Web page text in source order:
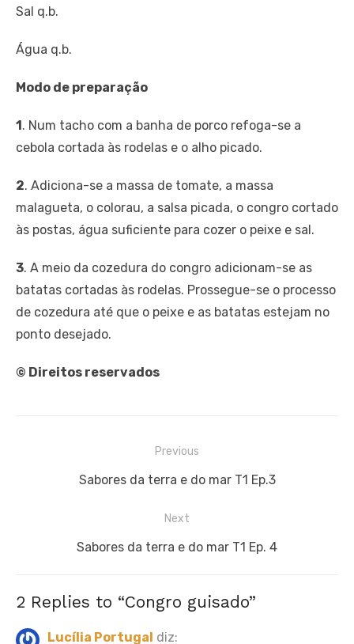
Sal q.b.
Água q.b.
Modo de preparação
1 . Num tacho com a banha de porco refoga-se a
cebola cortada às rodelas e o alho picado.
2. Adiciona-se a massa de tomate, a massa
malagueta, o colorau, a salsa picada, o congro cortado
às postas, água suficiente para cozer o peixe e sal.
3. A meio da cozedura do congro adicionam-se as
batatas cortadas às rodelas. Prossegue-se o processo
de cozedura até que o peixe e as batatas estejam no
ponto desejado.
© Direitos reservados
Previous
Previous
Sabores da terra e do mar T1 Ep.3
Next
Next
Sabores da terra e do mar T1 Ep. 4
2 Replies to “Congro guisado”
Lucília Portugal diz: